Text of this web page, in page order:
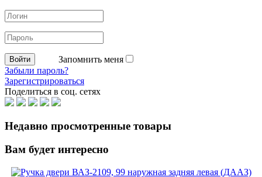
Запомнить меня
Забыли пароль?
Зарегистрироваться
Поделиться в соц. сетях
Недавно просмотренные товары
Вам будет интересно